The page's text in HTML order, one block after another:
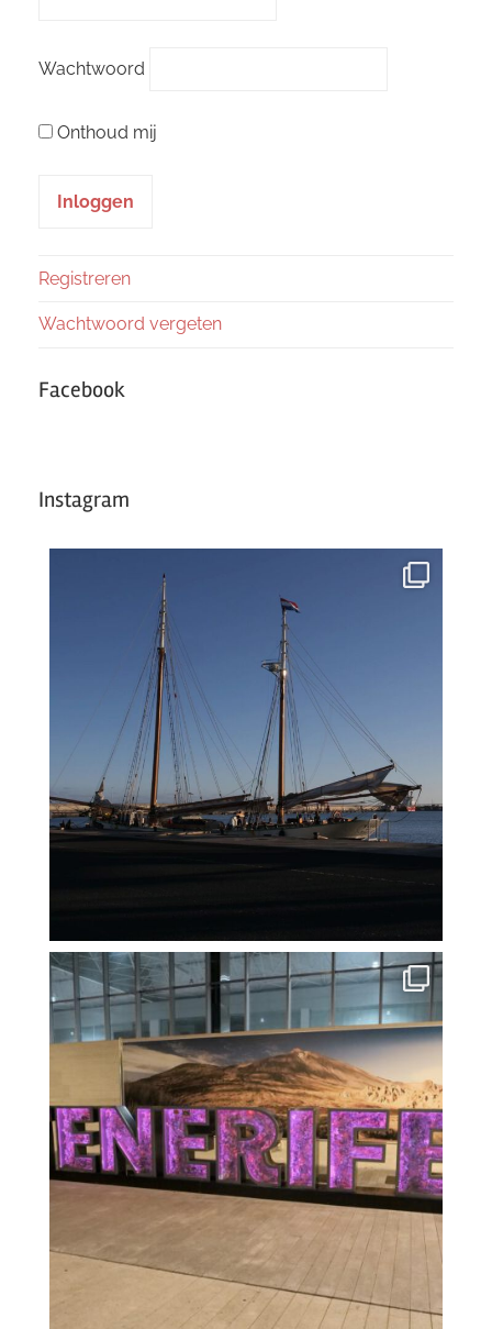
Wachtwoord
Onthoud mij
Registreren
Wachtwoord vergeten
Facebook
Instagram